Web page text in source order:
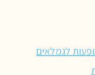
לגמלאים